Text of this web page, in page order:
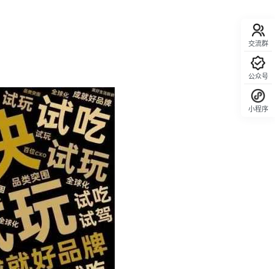
交流群
公众号
小程序